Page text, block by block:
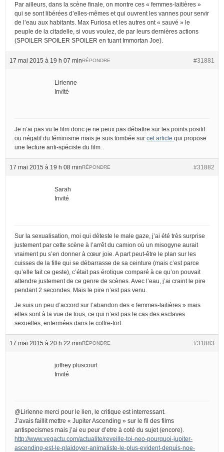
Par ailleurs, dans la scène finale, on montre ces « femmes-laitières »
qui se sont libérées d’elles-mêmes et qui ouvrent les vannes pour servir
de l’eau aux habitants. Max Furiosa et les autres ont « sauvé » le
peuple de la citadelle, si vous voulez, de par leurs dernières actions
(SPOILER SPOILER SPOILER en tuant Immortan Joe).
17 mai 2015 à 19 h 07 min #31881
RÉPONDRE
Lirienne
Invité
Je n’ai pas vu le film donc je ne peux pas débattre sur les points positif
ou négatif du féminisme mais je suis tombée sur cet article qui propose
une lecture anti-spéciste du film.
17 mai 2015 à 19 h 08 min #31882
RÉPONDRE
Sarah
Invité
Sur la sexualisation, moi qui déteste le male gaze, j’ai été très surprise
justement par cette scène à l’arrêt du camion où un misogyne aurait
vraiment pu s’en donner à cœur joie. A part peut-être le plan sur les
cuisses de la fille qui se débarrasse de sa ceinture (mais c’est parce
qu’elle fait ce geste), c’était pas érotique comparé à ce qu’on pouvait
attendre justement de ce genre de scènes. Avec l’eau, j’ai craint le pire
pendant 2 secondes. Mais le pire n’est pas venu.
Je suis un peu d’accord sur l’abandon des « femmes-laitières » mais
elles sont à la vue de tous, ce qui n’est pas le cas des esclaves
sexuelles, enfermées dans le coffre-fort.
17 mai 2015 à 20 h 22 min #31883
RÉPONDRE
joffrey pluscourt
Invité
@Lirienne merci pour le lien, le critique est interressant.
J’avais faillit mettre « Jupiter Ascending » sur le fil des films
antispecismes mais j’ai eu peur d’etre à coté du sujet (encore).
http://www.vegactu.com/actualite/reveille-toi-neo-pourquoi-jupiter-
ascending-est-le-plaidoyer-animaliste-le-plus-evident-depuis-noe-